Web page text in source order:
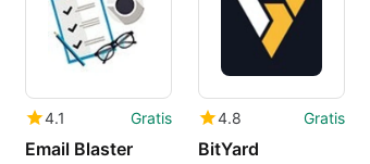
4.1 Gratis
Email Blaster
4.8 Gratis
BitYard